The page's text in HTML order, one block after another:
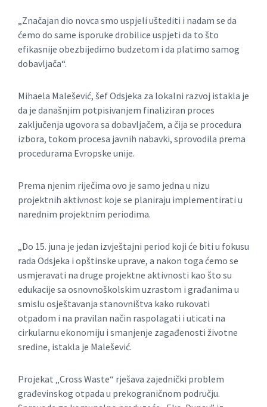
„Značajan dio novca smo uspjeli uštediti i nadam se da
ćemo do same isporuke drobilice uspjeti da to što
efikasnije obezbijedimo budzetom i da platimo samog
dobavljača“.
Mihaela Malešević, šef Odsjeka za lokalni razvoj istakla je
da je današnjim potpisivanjem finaliziran proces
zaključenja ugovora sa dobavljačem, a čija se procedura
izbora, tokom procesa javnih nabavki, sprovodila prema
procedurama Evropske unije.
Prema njenim riječima ovo je samo jedna u nizu
projektnih aktivnost koje se planiraju implementirati u
narednim projektnim periodima.
„Do 15. juna je jedan izvještajni period koji će biti u fokusu
rada Odsjeka i opštinske uprave, a nakon toga ćemo se
usmjeravati na druge projektne aktivnosti kao što su
edukacije sa osnovnoškolskim uzrastom i građanima u
smislu osještavanja stanovništva kako rukovati
otpadom i na pravilan način raspolagati i uticati na
cirkularnu ekonomiju i smanjenje zagađenosti životne
sredine, istakla je Malešević.
Projekat „Cross Waste“ rješava zajednički problem
građevinskog otpada u prekograničnom području.